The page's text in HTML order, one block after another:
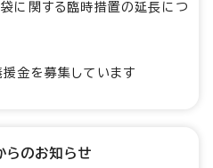
に関する臨時措置の延長につ
金を募集しています
らのお知らせ